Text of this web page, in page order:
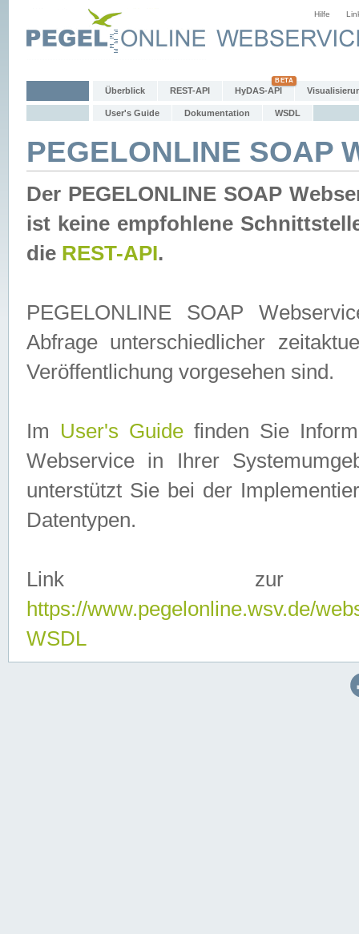
Hilfe
Überblick REST-API HyDAS-API
User's Guide Dokumentation WSDL
PEGELONLINE SOAP
Der PEGELONLINE SOAP
ist keine empfohlene
die REST-API.
PEGELONLINE SOAP
Abfrage unterschiedlicher
Veröffentlichung vorgesehen sind.
Im User's Guidefinden Sie
Webservice in Ihrer
unterstützt Sie bei der
Datentypen.
Link zur
https://www.pegelonline.wsv.de/
WSDL